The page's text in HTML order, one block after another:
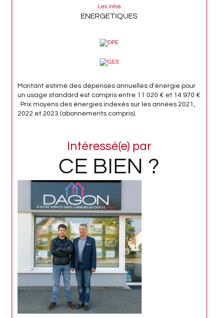
Les infos
ENERGETIQUES
Montant estimé des dépenses annuelles d'énergie pour
un usage standard est compris entre 11 020 € et 14 970 €
. Prix moyens des énergies indexés sur les années 2021,
2022 et 2023 (abonnements compris).
Intéressé(e) par
CE BIEN ?